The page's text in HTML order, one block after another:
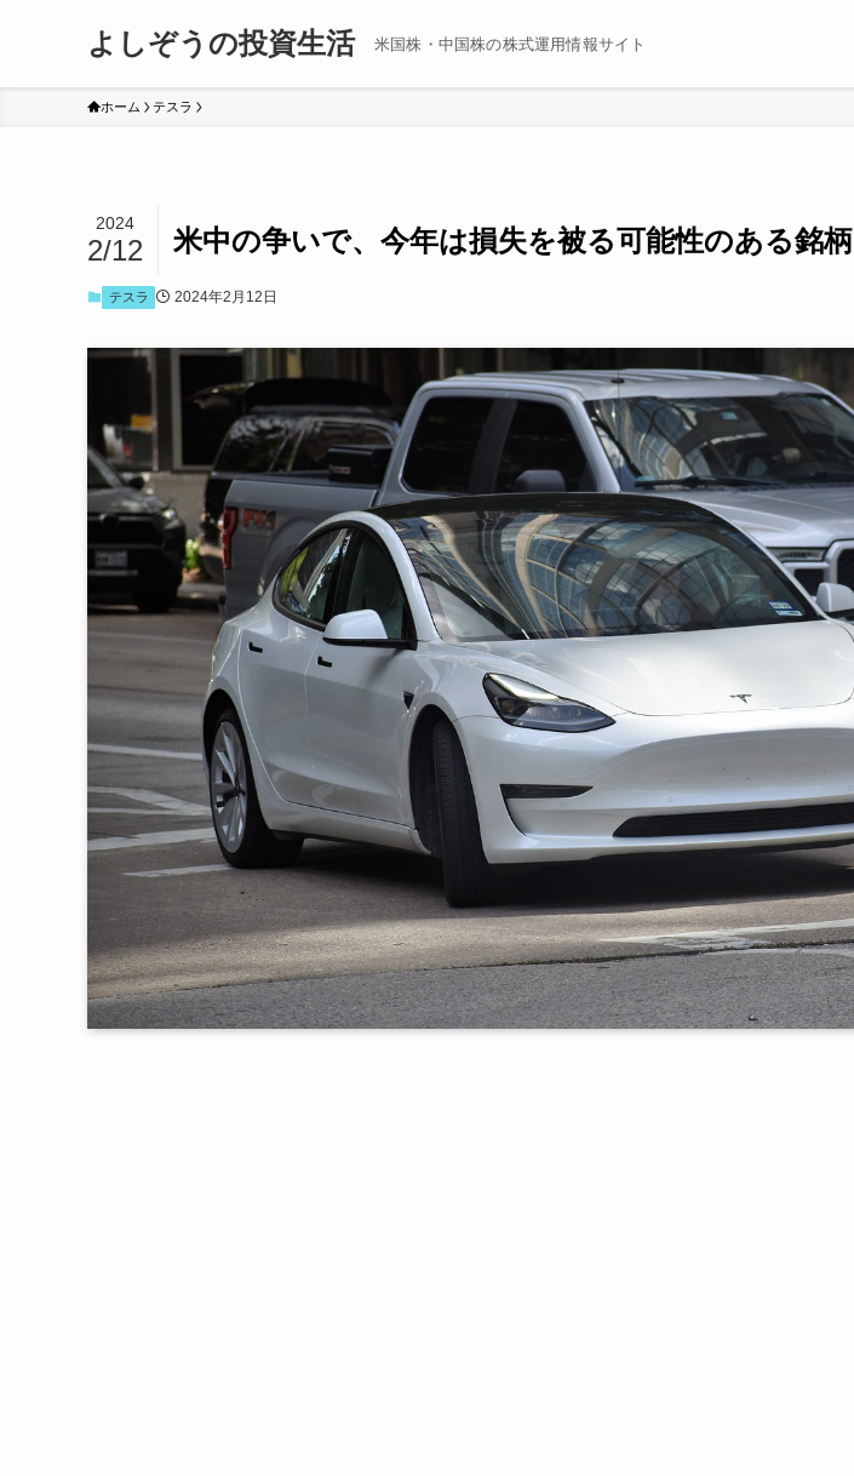
よしぞうの投資生活 米国株・中国株の株式運用情報サイト
ホーム テスラ
米中の争いで、今年は損失を被る可能性のある銘柄
2024
2/12
テスラ 2024年2月12日